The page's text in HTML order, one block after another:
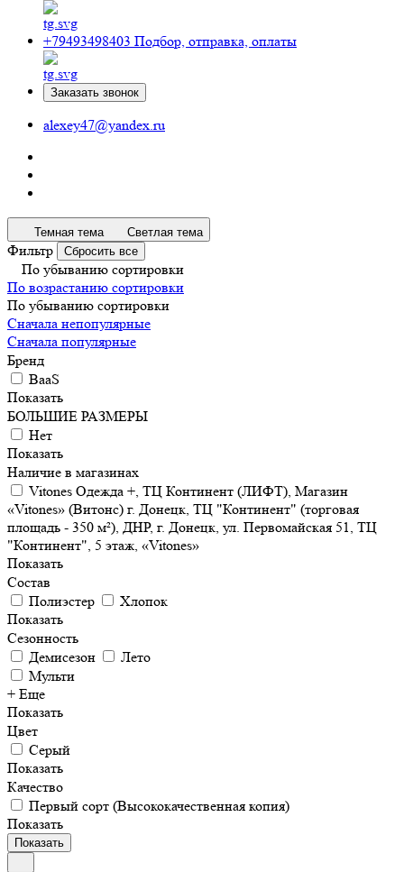
+79493498403 Подбор, отправка, оплаты
Заказать звонок
alexey47@yandex.ru
Темная тема Светлая тема
Фильтр Сбросить все
По убыванию сортировки
По возрастанию сортировки
По убыванию сортировки
Сначала непопулярные
Сначала популярные
Бренд
BaaS
Показать
БОЛЬШИЕ РАЗМЕРЫ
Нет
Показать
Наличие в магазинах
Vitones Одежда +, ТЦ Континент (ЛИФТ), Магазин
«Vitones» (Витонс) г. Донецк, ТЦ "Континент" (торговая
площадь - 350 м²), ДНР, г. Донецк, ул. Первомайская 51, ТЦ
"Континент", 5 этаж, «Vitones»
Показать
Состав
Полиэстер
Хлопок
Показать
Сезонность
Демисезон
Лето
Мульти
+ Еще
Показать
Цвет
Серый
Показать
Качество
Первый сорт (Высококачественная копия)
Показать
Показать